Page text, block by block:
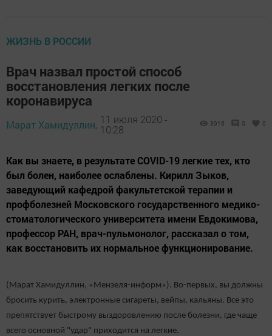
ЖИЗНЬ В РОССИИ
Врач назвал простой способ
восстановления легких после
коронавируса
Марат Хамидуллин, 11 июля 2020 -
10:28
3916 0 0
Как вы знаете, в результате COVID-19 легкие тех, кто
был болен, наиболее ослаблены. Кирилл Зыков,
заведующий кафедрой факультетской терапии и
профболезней Московского государственного медико-
стоматологического университета имени Евдокимова,
профессор РАН, врач-пульмонолог, рассказал о том,
как восстановить их нормальное функционирование.
(Марат Хамидуллин, «Мензеля-информ»). Во-первых, вы должны
бросить курить, электронные сигареты, вейпы, кальяны. Все это
препятствует быстрому выздоровлению после болезни, где чаще
всего основной "удар" приходится на легкие.